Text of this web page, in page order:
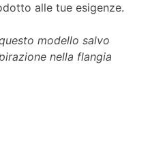
alle tue esigenze.
modello salvo
nella flangia